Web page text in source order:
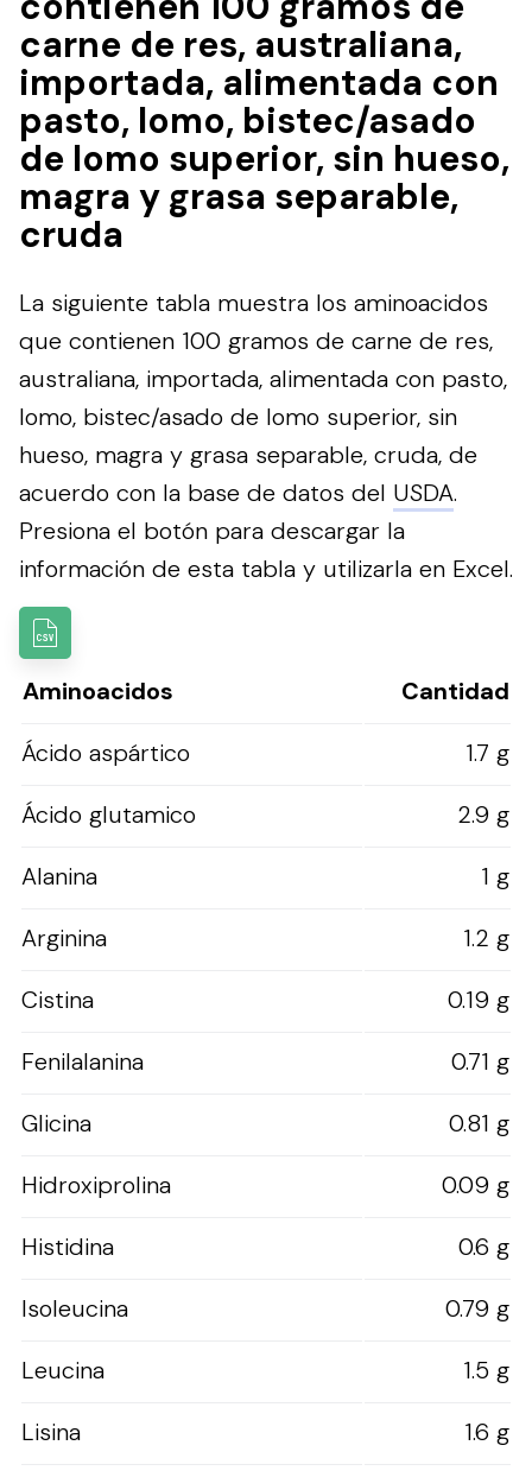
carne de res, australiana,
importada, alimentada con
pasto, lomo, bistec/asado
de lomo superior, sin hueso,
magra y grasa separable,
cruda
La siguiente tabla muestra los aminoacidos
que contienen 100 gramos de carne de res,
australiana, importada, alimentada con pasto,
lomo, bistec/asado de lomo superior, sin
hueso, magra y grasa separable, cruda, de
acuerdo con la base de datos del USDA.
Presiona el botón para descargar la
información de esta tabla y utilizarla en Excel.
Aminoacidos
Cantidad
Ácido aspártico
1.7 g
Ácido glutamico
2.9 g
Alanina
1 g
Arginina
1.2 g
Cistina
0.19 g
Fenilalanina
0.71 g
Glicina
0.81 g
Hidroxiprolina
0.09 g
Histidina
0.6 g
Isoleucina
0.79 g
Leucina
1.5 g
Lisina
1.6 g